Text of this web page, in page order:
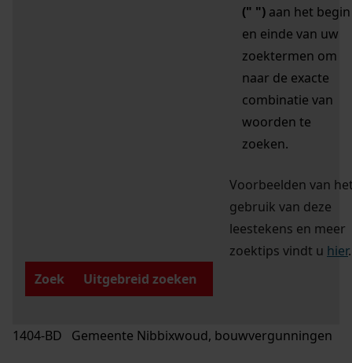
(" ") aan het begin
en einde van uw
zoektermen om
naar de exacte
combinatie van
woorden te
zoeken.
Voorbeelden van
gebruik van deze
leestekens en meer
zoektips vindt u hier.
Zoek
Uitgebreid zoeken
1404-BD Gemeente Nibbixwoud, bouwvergunningen